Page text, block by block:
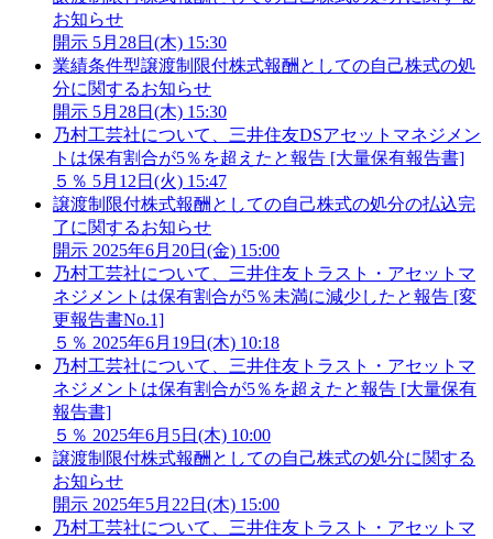
お知らせ
開示 5月28日(木) 15:30
業績条件型譲渡制限付株式報酬としての自己株式の処
分に関するお知らせ
開示 5月28日(木) 15:30
乃村工芸社について、三井住友DSアセットマネジメン
トは保有割合が5％を超えたと報告 [大量保有報告書]
５％ 5月12日(火) 15:47
譲渡制限付株式報酬としての自己株式の処分の払込完
了に関するお知らせ
開示 2025年6月20日(金) 15:00
乃村工芸社について、三井住友トラスト・アセットマ
ネジメントは保有割合が5％未満に減少したと報告 [変
更報告書No.1]
５％ 2025年6月19日(木) 10:18
乃村工芸社について、三井住友トラスト・アセットマ
ネジメントは保有割合が5％を超えたと報告 [大量保有
報告書]
５％ 2025年6月5日(木) 10:00
譲渡制限付株式報酬としての自己株式の処分に関する
お知らせ
開示 2025年5月22日(木) 15:00
乃村工芸社について、三井住友トラスト・アセットマ